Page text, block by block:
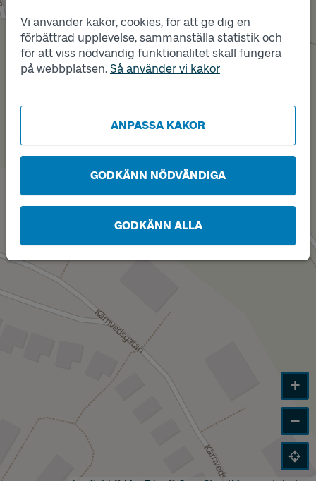
Vi använder kakor, cookies, för att ge dig en
förbättrad upplevelse, sammanställa statistik och
för att viss nödvändig funktionalitet skall fungera
på webbplatsen. Så använder vi kakor
ANPASSA KAKOR
GODKÄNN NÖDVÄNDIGA
GODKÄNN ALLA
Läge
A
+
−